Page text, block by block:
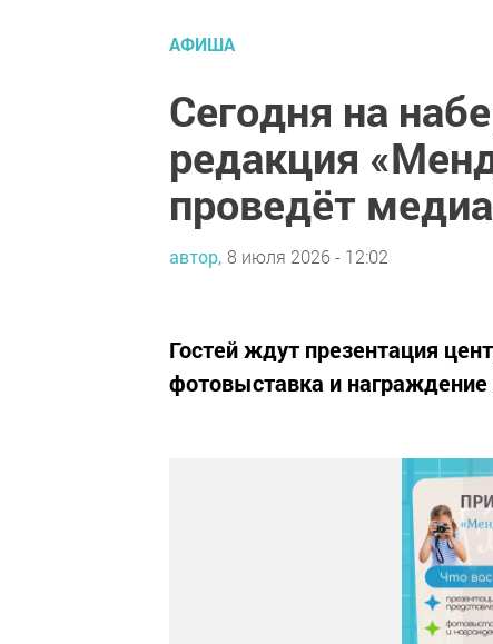
АФИША
Сегодня на
редакция
проведёт
автор, 8 июля 2026 - 12:02
Гостей ждут презентация
фотовыставка и